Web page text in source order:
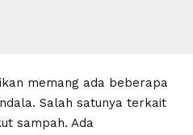
memang ada beberapa
Salah satunya terkait
sampah. Ada